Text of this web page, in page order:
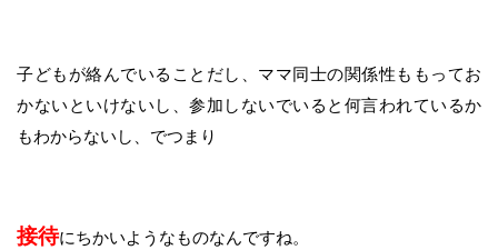
子どもが絡んでいることだし、ママ同士の関係性ももってお
かないといけないし、参加しないでいると何言われているか
もわからないし、でつまり
接待にちかいようなものなんですね。